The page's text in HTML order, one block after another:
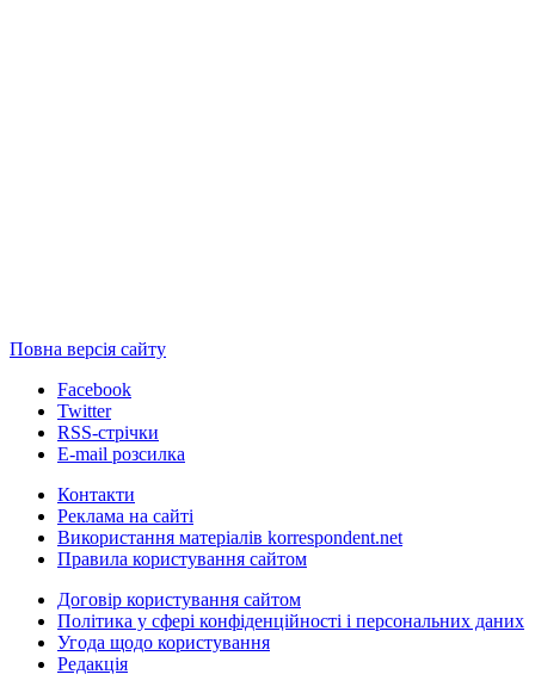
Повна версія сайту
Facebook
Twitter
RSS-стрічки
E-mail розсилка
Контакти
Реклама на сайті
Використання матеріалів korrespondent.net
Правила користування сайтом
Договір користування сайтом
Політика у сфері конфіденційності і персональних даних
Угода щодо користування
Редакція